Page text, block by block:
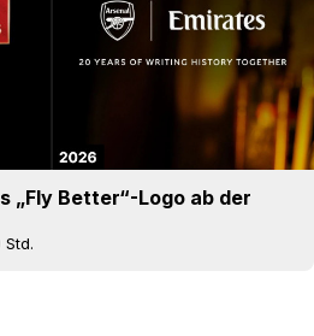
„Fly Better“-Logo ab der
Std.